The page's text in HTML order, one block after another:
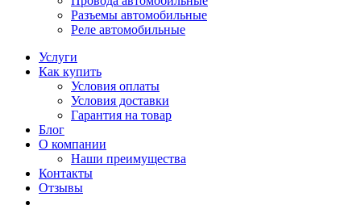
Разъемы автомобильные
Реле автомобильные
Услуги
Как купить
Условия оплаты
Условия доставки
Гарантия на товар
Блог
О компании
Наши преимущества
Контакты
Отзывы